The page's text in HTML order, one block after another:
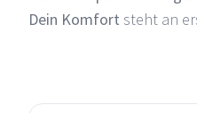
Dein Komfort steht an